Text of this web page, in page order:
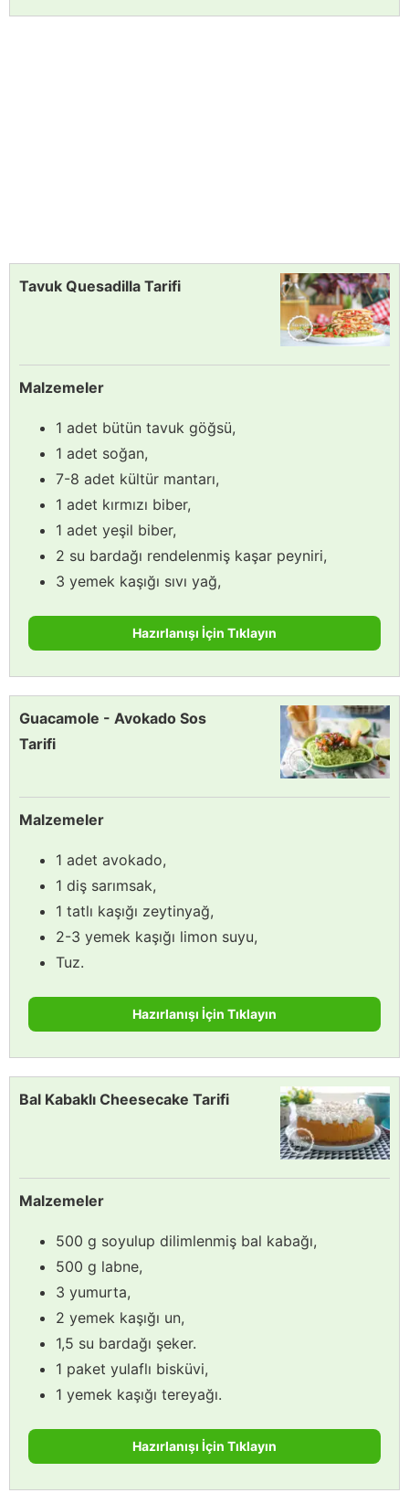
Tavuk Quesadilla Tarifi
Malzemeler
1 adet bütün tavuk göğsü,
1 adet soğan,
7-8 adet kültür mantarı,
1 adet kırmızı biber,
1 adet yeşil biber,
2 su bardağı rendelenmiş kaşar peyniri,
3 yemek kaşığı sıvı yağ,
Hazırlanışı İçin Tıklayın
Guacamole - Avokado Sos
Tarifi
Malzemeler
1 adet avokado,
1 diş sarımsak,
1 tatlı kaşığı zeytinyağ,
2-3 yemek kaşığı limon suyu,
Tuz.
Hazırlanışı İçin Tıklayın
Bal Kabaklı Cheesecake Tarifi
Malzemeler
500 g soyulup dilimlenmiş bal kabağı,
500 g labne,
3 yumurta,
2 yemek kaşığı un,
1,5 su bardağı şeker.
1 paket yulaflı bisküvi,
1 yemek kaşığı tereyağı.
Hazırlanışı İçin Tıklayın